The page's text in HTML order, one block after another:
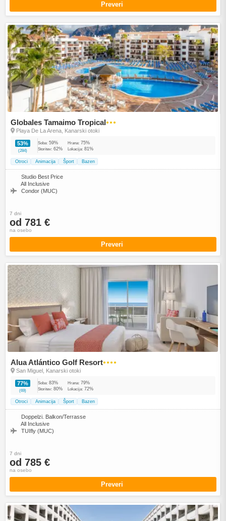
Preveri
Globales Tamaimo Tropical●●●
Playa De La Arena, Kanarski otoki
53%
(284)
Soba: 59% Hrana: 75%
Storitev: 62% Lokacija: 81%
Otroci Animacija Šport Bazen
Studio Best Price
All Inclusive
Condor (MUC)
7 dni
od 781 €
na osebo
Preveri
Alua Atlántico Golf Resort●●●●
San Miguel, Kanarski otoki
77%
(69)
Soba: 83% Hrana: 79%
Storitev: 80% Lokacija: 72%
Otroci Animacija Šport Bazen
Doppelzi. Balkon/Terrasse
All Inclusive
TUIfly (MUC)
7 dni
od 785 €
na osebo
Preveri